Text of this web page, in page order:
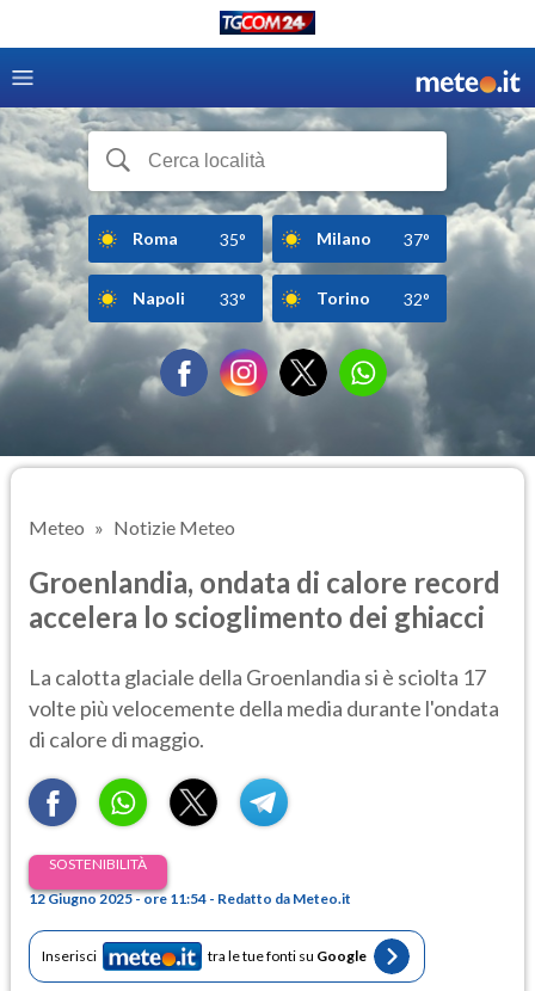
Roma 35° Milano 37°
Napoli 33° Torino 32°
Meteo Notizie Meteo
Groenlandia, ondata di calore record
accelera lo scioglimento dei ghiacci
La calotta glaciale della Groenlandia si è sciolta 17
volte più velocemente della media durante l'ondata
di calore di maggio.
SOSTENIBILITÀ
12 Giugno 2025 - ore 11:54 - Redatto da Meteo.it
Inserisci tra le tue fonti su Google